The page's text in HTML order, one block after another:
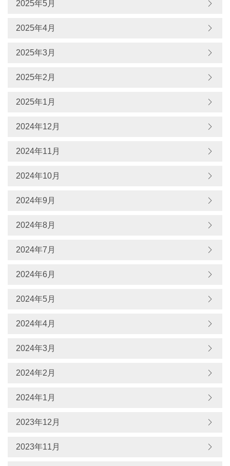
2025年5月
2025年4月
2025年3月
2025年2月
2025年1月
2024年12月
2024年11月
2024年10月
2024年9月
2024年8月
2024年7月
2024年6月
2024年5月
2024年4月
2024年3月
2024年2月
2024年1月
2023年12月
2023年11月